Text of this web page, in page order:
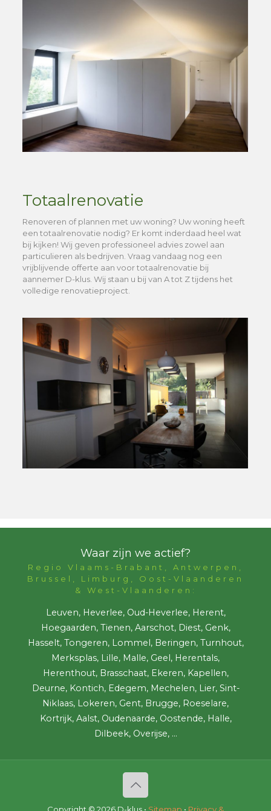
Totaalrenovatie
Renoveren of plannen met uw woning? Uw woning heeft
een totaalrenovatie nodig? Er komt inderdaad heel wat
bij kijken! Wij geven professioneel advies zowel aan
particulieren als bedrijven. Vraag vandaag nog een
vrijblijvende offerte aan voor totaalrenovatie bij
aannemer D-klus. Wij staan u bij van A tot Z tijdens het
volledige renovatieproject.
Waar zijn we actief?
Regio Vlaams-Brabant, Antwerpen,
Brussel, Limburg, Oost-Vlaanderen
& West-Vlaanderen:
Leuven, Heverlee, Oud-Heverlee, Herent,
Hoegaarden, Tienen, Aarschot, Diest, Genk,
Hasselt, Tongeren, Lommel, Beringen, Turnhout,
Merksplas, Lille, Malle, Geel, Herentals,
Herenthout, Brasschaat, Ekeren, Kapellen,
Deurne, Kontich, Edegem, Mechelen, Lier, Sint-
Niklaas, Lokeren, Gent, Brugge, Roeselare,
Kortrijk, Aalst, Oudenaarde, Oostende, Halle,
Dilbeek, Overijse, ...
Copyright © 2026 D-klus • Sitemap • Privacy &